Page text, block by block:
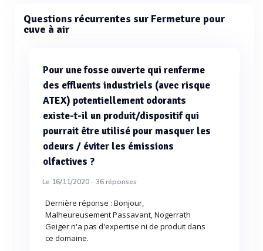
Questions récurrentes sur Fermeture pour
cuve à air
Pour une fosse ouverte qui renferme
des effluents industriels (avec risque
ATEX) potentiellement odorants
existe-t-il un produit/dispositif qui
pourrait être utilisé pour masquer les
odeurs / éviter les émissions
olfactives ?
Le 16/11/2020 -36réponses
Dernière réponse : Bonjour,
Malheureusement Passavant, Nogerrath
Geiger n'a pas d'expertise ni de produit dans
ce domaine.